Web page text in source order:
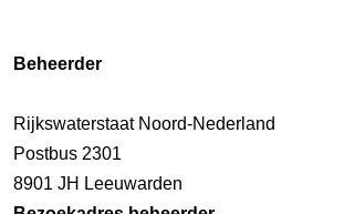
Beheerder
Rijkswaterstaat Noord-Nederland
Postbus 2301
8901 JH Leeuwarden